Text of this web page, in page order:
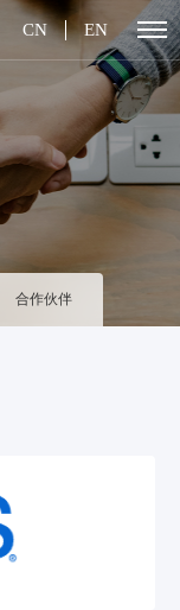
CN EN
合作伙伴